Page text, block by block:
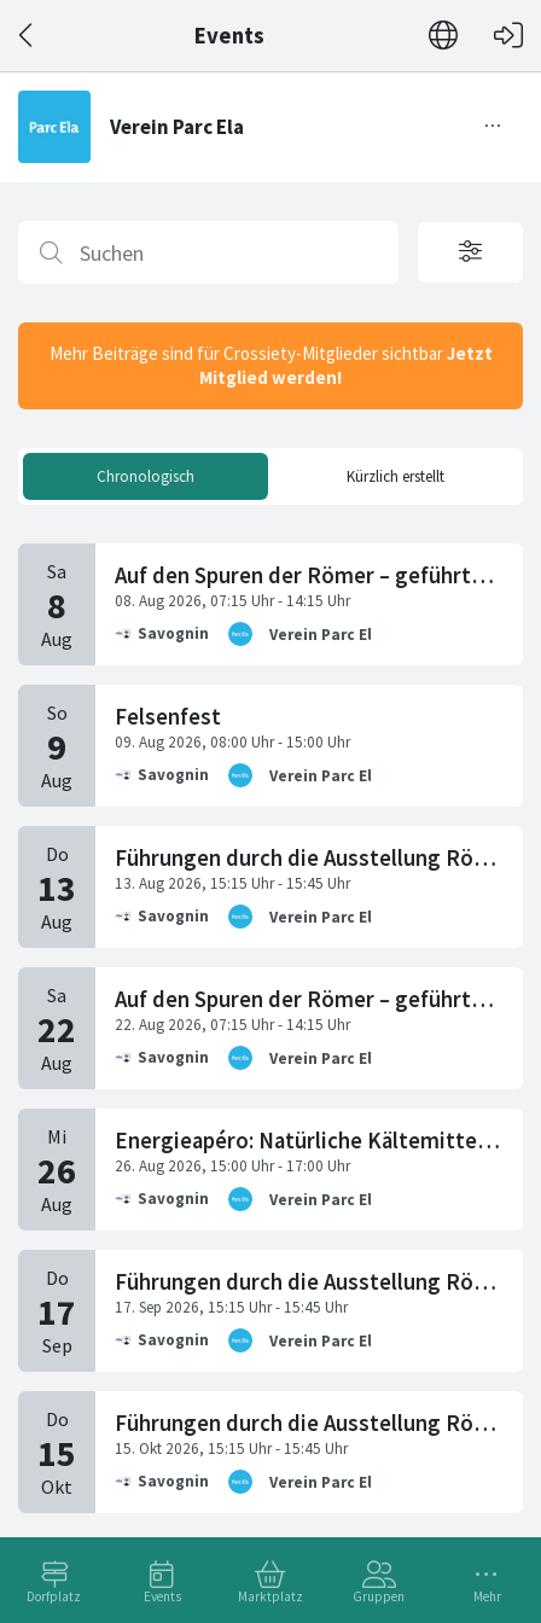
Events
Dorfplatz Events Marktplatz Gruppen Mehr
Mehr Beiträge sind für Crossiety-Mitglieder sichtbarJetzt
Mitglied werden!
Chronologisch Kürzlich erstellt
Auf den Spuren der Römer – geführte Wanderung
Savognin Verein Parc Ela
Felsenfest
Savognin Verein Parc Ela
Führungen durch die Ausstellung RömerZeitReisen
Savognin Verein Parc Ela
Auf den Spuren der Römer – geführte Wanderung
Savognin Verein Parc Ela
Energieapéro: Natürliche Kältemittel als neuer Standard bei Wärmepumpen?
Savognin Verein Parc Ela
Führungen durch die Ausstellung RömerZeitReisen
Savognin Verein Parc Ela
Führungen durch die Ausstellung RömerZeitReisen
Savognin Verein Parc Ela